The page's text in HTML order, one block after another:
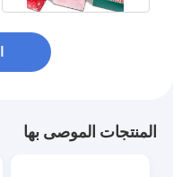
المنتجات الموصى بها